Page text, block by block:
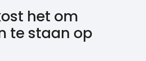
het om
te staan op